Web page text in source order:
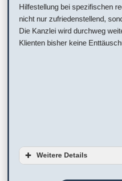
Hilfestellung bei spezifischen
nicht nur zufriedenstellend,
Die Kanzlei wird durchweg
Klienten bisher keine
Weitere Details